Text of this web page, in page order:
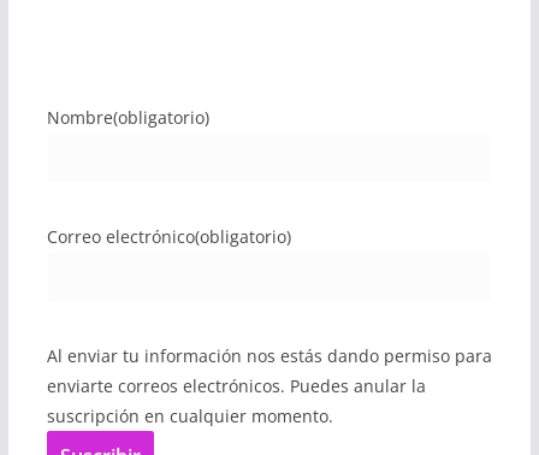
Nombre(obligatorio)
Correo electrónico(obligatorio)
Al enviar tu información nos estás dando permiso para
enviarte correos electrónicos. Puedes anular la
suscripción en cualquier momento.